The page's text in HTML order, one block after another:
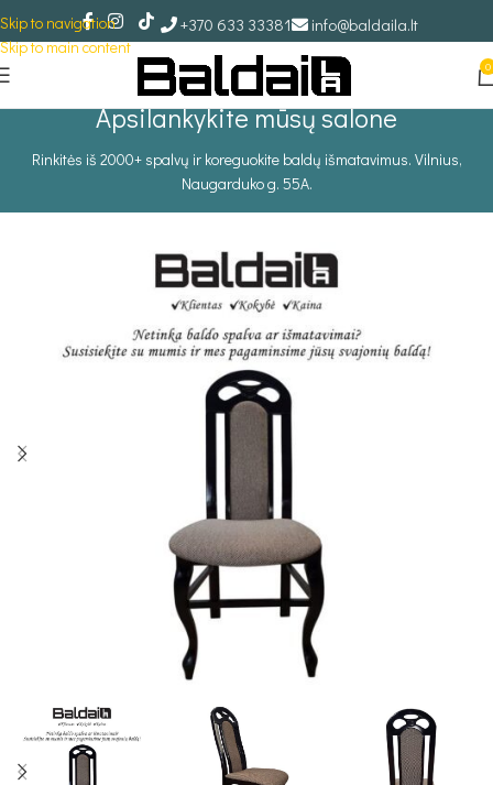
Skip to navigation
Skip to main content
+370 633 33381 info@baldaila.lt
0
Apsilankykite mūsų salone
Rinkitės iš 2000+ spalvų ir koreguokite baldų išmatavimus. Vilnius,
Naugarduko g. 55A.